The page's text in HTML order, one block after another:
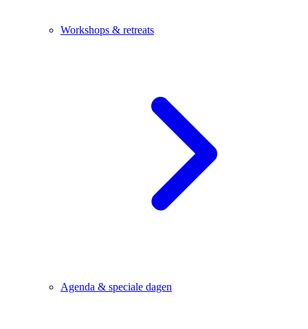
Workshops & retreats
Agenda & speciale dagen